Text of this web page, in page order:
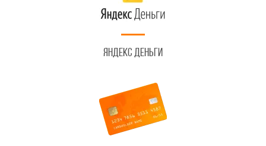
Яндекс Деньги